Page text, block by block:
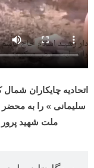
اتحادیه چایکاران
سلیمانی » را به
ملت شهید